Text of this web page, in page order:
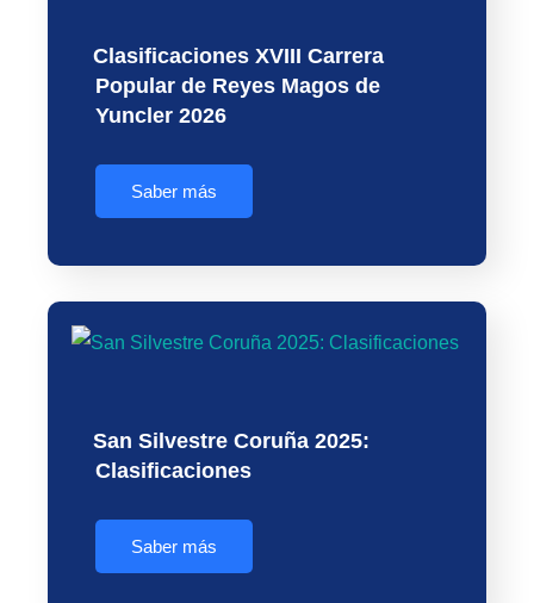
Clasificaciones XVIII Carrera
Popular de Reyes Magos de
Yuncler 2026
Saber más
San Silvestre Coruña 2025:
Clasificaciones
Saber más